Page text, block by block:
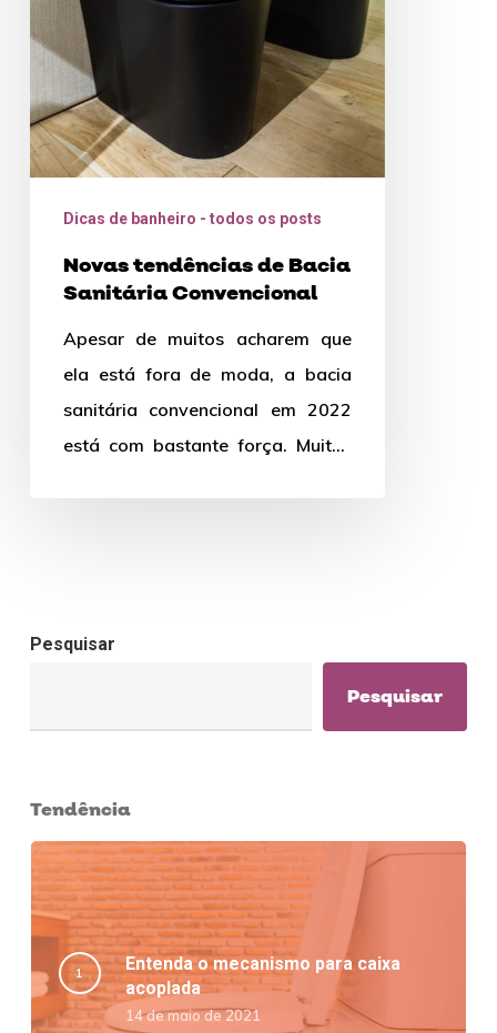
Convencional
Dicas de banheiro - todos os posts
Novas tendências de Bacia
Sanitária Convencional
Apesar de muitos acharem que
ela está fora de moda, a bacia
sanitária convencional em 2022
está com bastante força. Muitas
Pesquisar
Pesquisar
Tendência
Entenda o mecanismo para caixa
acoplada
14 de maio de 2021